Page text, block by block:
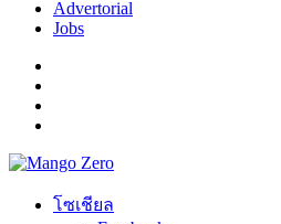
Advertorial
Jobs
โซเชียล